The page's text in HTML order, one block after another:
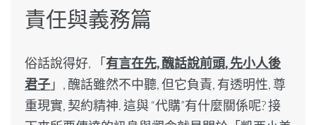
責任與義務篇
俗話說得好, 「有言在先, 醜話說前頭, 先小人後
君子 」, 醜話雖然不中聽, 但它負責, 有透明性, 尊
重現實, 契約精神. 這與 “代購”有什麼關係呢? 接